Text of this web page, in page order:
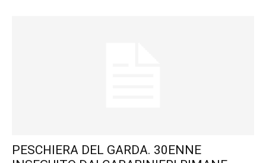
PESCHIERA DEL GARDA. 30ENNE